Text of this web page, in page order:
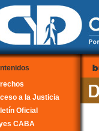
a la Justicia
Oficial
CABA